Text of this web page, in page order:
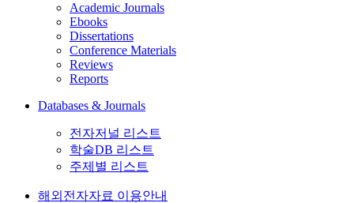
Academic Journals
Ebooks
Dissertations
Conference Materials
Reviews
Reports
Databases & Journals
전자저널 리스트
학술DB 리스트
주제별 리스트
해외전자자료 이용안내